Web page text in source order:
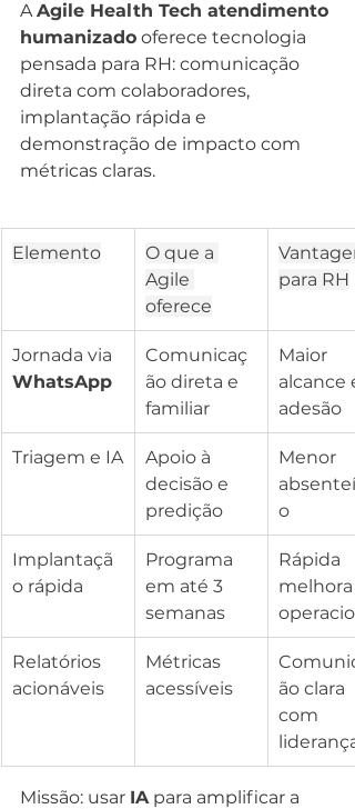
A Agile Health Tech atendimento
humanizado oferece tecnologia
pensada para RH: comunicação
direta com colaboradores,
implantação rápida e
demonstração de impacto com
métricas claras.
Elemento
O que a
Agile
oferece
para RH
Jornada via
WhatsApp
Comunicaç
ão direta e
familiar
Maior
alcance e
adesão
Triagem e IA
Apoio à
decisão e
predição
Menor
o
Implantaçã
o rápida
Programa
em até 3
semanas
Rápida
melhora
Relatórios
acionáveis
Métricas
acessíveis
ão clara
com
liderança
Missão: usar IA para amplificar a